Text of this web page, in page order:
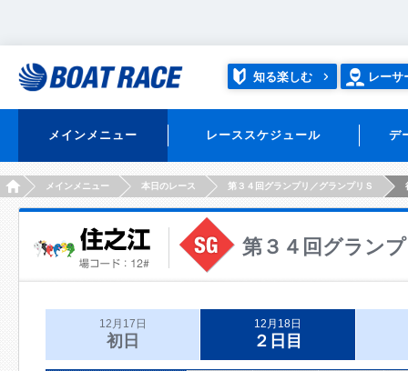
知る楽しむ レーサ
メインメニュー レーススケジュール デ
HOMEメインメニュー 本日のレース 第３４回グランプリ／グランプリＳ
第３４回グラン
12月17日
初日
12月18日
２日目